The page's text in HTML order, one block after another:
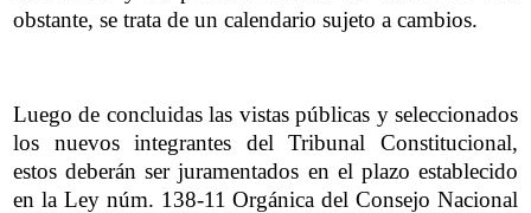
obstante, se trata de un calendario sujeto a cambios.
Luego de concluidas las vistas públicas y seleccionados
los nuevos integrantes del Tribunal Constitucional,
estos deberán ser juramentados en el plazo establecido
en la Ley núm. 138-11 Orgánica del Consejo Nacional